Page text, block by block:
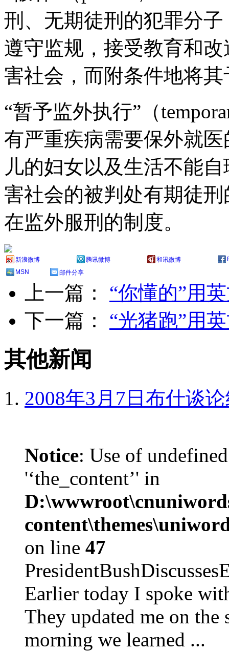
刑、无期徒刑的犯罪分
遵守监规，接受教育和
害社会，而附条件地将
“暂予监外执行”（
有严重疾病需要保外就
儿的妇女以及生活不能
害社会的被判处有期徒
在监外服刑的制度。
新浪微博 腾讯微博 和讯微博
MSN
邮件分享
上一篇： “你懂的”用
下一篇： “光猪跑”用
其他新闻
2008年3月7日布什谈
Notice: Use of
'‘the_content’' in
on line 47
Earlier today I spoke
They updated me on the
morning we learned ...